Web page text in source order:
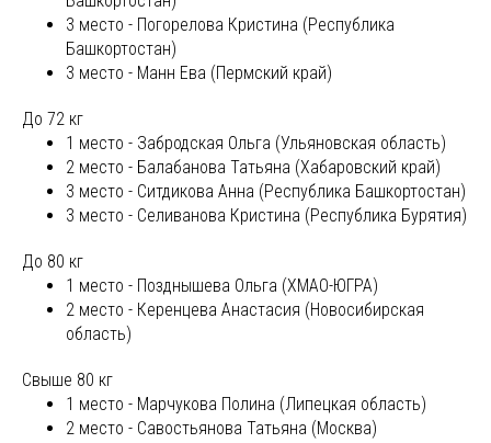
3 место - Погорелова Кристина (Республика
Башкортостан)
3 место - Манн Ева (Пермский край)
До 72 кг
1 место - Забродская Ольга (Ульяновская область)
2 место - Балабанова Татьяна (Хабаровский край)
3 место - Ситдикова Анна (Республика Башкортостан)
3 место - Селиванова Кристина (Республика Бурятия)
До 80 кг
1 место - Позднышева Ольга (ХМАО-ЮГРА)
2 место - Керенцева Анастасия (Новосибирская
область)
Свыше 80 кг
1 место - Марчукова Полина (Липецкая область)
2 место - Савостьянова Татьяна (Москва)